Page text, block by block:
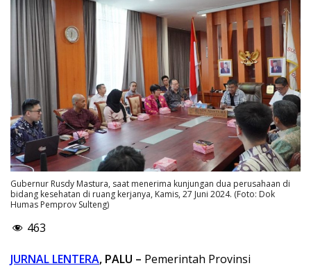
Gubernur Rusdy Mastura, saat menerima kunjungan dua perusahaan di
bidang kesehatan di ruang kerjanya, Kamis, 27 Juni 2024. (Foto: Dok
Humas Pemprov Sulteng)
463
JURNAL LENTERA, PALU – Pemerintah Provinsi